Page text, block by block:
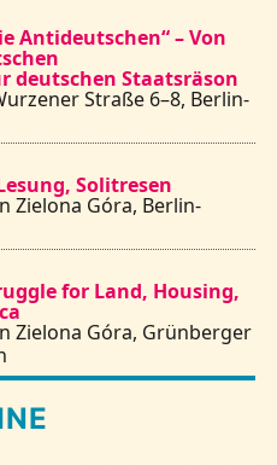
Antideutschen“ – Von
deutschen Staatsräson
Straße 6–8, Berlin-
Solitresen
Zielona Góra, Berlin-
for Land, Housing,
Zielona Góra, Grünberger